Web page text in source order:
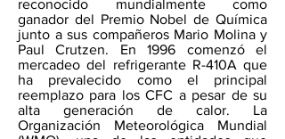
reconocido mundialmente como
ganador del Premio Nobel de Química
junto a sus compañeros Mario Molina y
Paul Crutzen. En 1996 comenzó el
mercadeo del refrigerante R-410A que
ha prevalecido como el principal
reemplazo para los CFC a pesar de su
alta generación de calor. La
Organización Meteorológica Mundial